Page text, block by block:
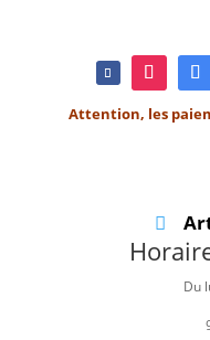
Attention, les
Du